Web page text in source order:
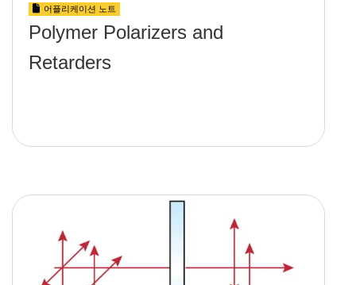
어플리케이션 노트
Polymer Polarizers and
Retarders